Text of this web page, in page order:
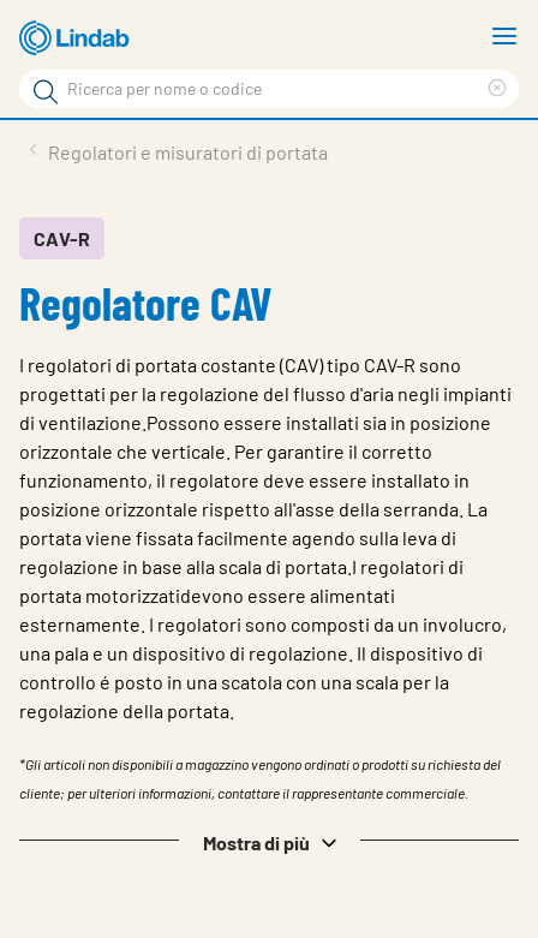
Log
visionare
Cerca
Cerca
Su Lindab
Su Tecnovent
Contatti
Download
Scegliere la lingua
Regolatori e misuratori di portata
CAV-R
Regolatore CAV
I regolatori di portata costante (CAV) tipo CAV-R sono
progettati per la regolazione del flusso d'aria negli impianti
di ventilazione.Possono essere installati sia in posizione
orizzontale che verticale. Per garantire il corretto
funzionamento, il regolatore deve essere installato in
posizione orizzontale rispetto all'asse della serranda. La
portata viene fissata facilmente agendo sulla leva di
regolazione in base alla scala di portata.I regolatori di
portata motorizzatidevono essere alimentati
esternamente. I regolatori sono composti da un involucro,
una pala e un dispositivo di regolazione. Il dispositivo di
controllo é posto in una scatola con una scala per la
regolazione della portata.
*Gli articoli non disponibili a magazzino vengono ordinati o prodotti su richiesta del
cliente; per ulteriori informazioni, contattare il rappresentante commerciale.
Mostra di più